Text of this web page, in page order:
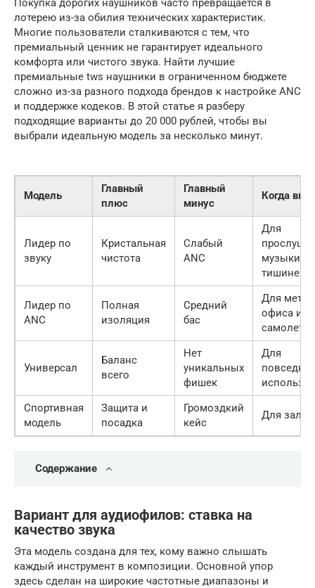
Покупка дорогих наушников часто превращается в
лотерею из-за обилия технических характеристик.
Многие пользователи сталкиваются с тем, что
премиальный ценник не гарантирует идеального
комфорта или чистого звука. Найти лучшие
премиальные tws наушники в ограниченном бюджете
сложно из-за разного подхода брендов к настройке ANC
и поддержке кодеков. В этой статье я разберу
подходящие варианты до 20 000 рублей, чтобы вы
выбрали идеальную модель за несколько минут.
Модель
Главный
плюс
Главный
минус
Когда
Лидер по
звуку
Кристальная
чистота
Слабый
ANC
Для
музыки в
тишине
Лидер по
ANC
Полная
изоляция
Средний
бас
Для
офиса и
Универсал
Баланс
всего
Нет
уникальных
фишек
Для
Спортивная
модель
Защита и
посадка
Громоздкий
кейс
Для зала
Содержание
Вариант для аудиофилов: ставка на
качество звука
Эта модель создана для тех, кому важно слышать
каждый инструмент в композиции. Основной упор
здесь сделан на широкие частотные диапазоны и